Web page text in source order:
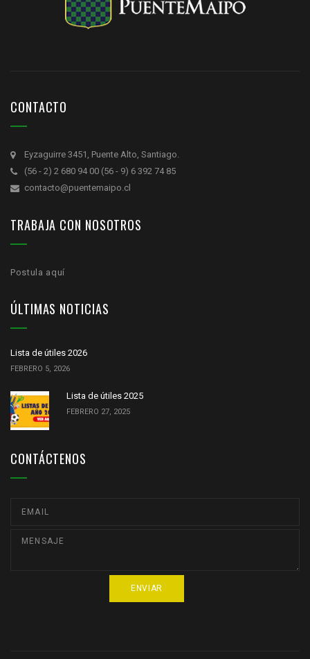
CONTACTO
Eyzaguirre 3451, Puente Alto, Santiago.
(56 - 2) 2 680 94 00 (56 - 9) 6 392 74 85
contacto@puentemaipo.cl
TRABAJA CON NOSOTROS
Postula aquí
ÚLTIMAS NOTICIAS
Lista de útiles 2026
FEBRERO 5, 2026
Lista de útiles 2025
FEBRERO 27, 2025
CONTÁCTENOS